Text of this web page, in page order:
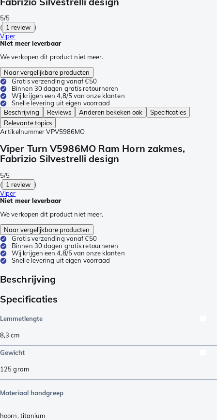
5/5
( 1 review )
Viper
Niet meer leverbaar
We verkopen dit product niet meer.
Naar vergelijkbare producten
Gratis verzending vanaf €50
Binnen 30 dagen gratis retourneren
Wij krijgen een 4,8/5 van onze klanten
Snelle levering uit eigen voorraad
Beschrijving
Reviews Anderen bekeken ook
Specificaties
Relevante topics
Artikelnummer VPV5986MO
Viper Turn V5986MO Ram Horn zakmes,
Fabrizio Silvestrelli design
5/5
( 1 review )
Viper
Niet meer leverbaar
We verkopen dit product niet meer.
Naar vergelijkbare producten
Gratis verzending vanaf €50
Binnen 30 dagen gratis retourneren
Wij krijgen een 4,8/5 van onze klanten
Snelle levering uit eigen voorraad
Beschrijving
Specificaties
Lemmetlengte
8,3 cm
Gewicht
125gram
Materiaal handgreep
hoorn, titanium